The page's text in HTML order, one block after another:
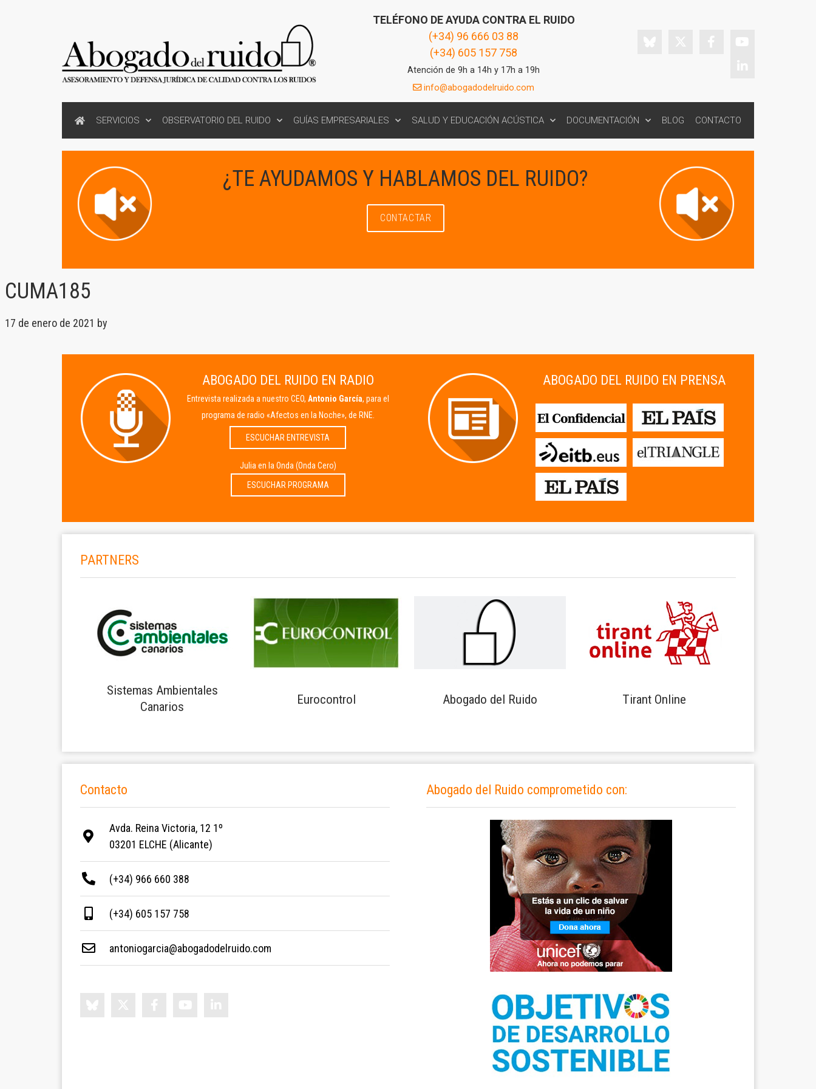
TELÉFONO DE AYUDA CONTRA EL RUIDO
(+34) 96 666 03 88
(+34) 605 157 758
Atención de 9h a 14h y 17h a 19h
info@abogadodelruido.com
SERVICIOS OBSERVATORIO DEL RUIDO GUÍAS EMPRESARIALES SALUD Y EDUCACIÓN ACÚSTICA DOCUMENTACIÓN BLOG CONTACTO
¿TE AYUDAMOS Y HABLAMOS DEL RUIDO?
CONTACTAR
CUMA185
17 de enero de 2021 by
ABOGADO DEL RUIDO EN RADIO
Entrevista realizada a nuestro CEO, Antonio García, para el
programa de radio «Afectos en la Noche», de RNE.
ESCUCHAR ENTREVISTA
Julia en la Onda (Onda Cero)
ESCUCHAR PROGRAMA
ABOGADO DEL RUIDO EN PRENSA
PARTNERS
Sistemas Ambientales
Canarios
Eurocontrol Abogado del Ruido Tirant Online
Contacto
Avda. Reina Victoria, 12 1º
03201 ELCHE (Alicante)
(+34) 966 660 388
(+34) 605 157 758
antoniogarcia@abogadodelruido.com
Abogado del Ruido comprometido con: